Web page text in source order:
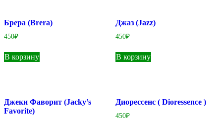
Брера (Brera)
450₽
В корзину
Джаз (Jazz)
450₽
В корзину
Джеки Фаворит (Jacky’s
Favorite)
Диорессенс ( Dioressence )
450₽